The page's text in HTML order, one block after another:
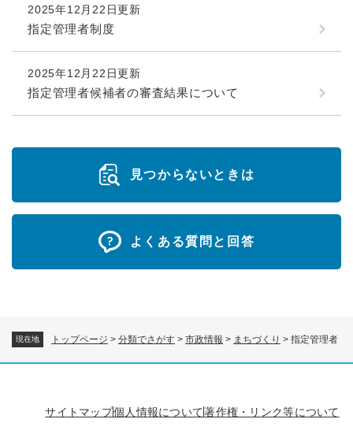
現在地 トップページ > 分類でさがす > 市政情報 > まちづくり > 指定管理者
2025年12月22日更新
指定管理者制度
2025年12月22日更新
指定管理者候補者の審査結果について
見つからないときは
よくある質問と回答
サイトマップ個人情報について著作権・リンク等について